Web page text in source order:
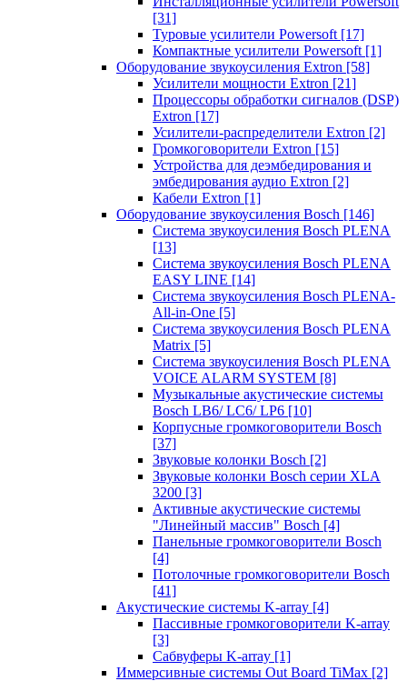
[31]
Туровые усилители Powersoft [17]
Компактные усилители Powersoft [1]
Оборудование звукоусиления Extron [58]
Усилители мощности Extron [21]
Процессоры обработки сигналов (DSP)
Extron [17]
Усилители-распределители Extron [2]
Громкоговорители Extron [15]
Устройства для деэмбедирования и
эмбедирования аудио Extron [2]
Кабели Extron [1]
Оборудование звукоусиления Bosch [146]
Система звукоусиления Bosch PLENA
[13]
Система звукоусиления Bosch PLENA
EASY LINE [14]
Система звукоусиления Bosch PLENA-
All-in-One [5]
Система звукоусиления Bosch PLENA
Matrix [5]
Система звукоусиления Bosch PLENA
VOICE ALARM SYSTEM [8]
Музыкальные акустические системы
Bosch LB6/ LC6/ LP6 [10]
Корпусные громкоговорители Bosch
[37]
Звуковые колонки Bosch [2]
Звуковые колонки Bosch серии XLA
3200 [3]
Активные акустические системы
"Линейный массив" Bosch [4]
Панельные громкоговорители Bosch
[4]
Потолочные громкоговорители Bosch
[41]
Акустические системы K-array [4]
Пассивные громкоговорители K-array
[3]
Сабвуферы K-array [1]
Иммерсивные системы Out Board TiMax [2]